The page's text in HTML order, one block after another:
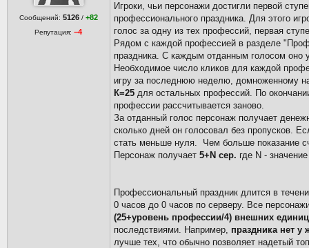
Сообщений: 5126 / +82
Репутация:−4
Игроки, чьи персонажи достигли первой
профессионального праздника. Для этого
голос за одну из тех профессий, первая
Рядом с каждой профессией в разделе
праздника. С каждым отданным голосом оно
Необходимое число кликов для каждой
игру за последнюю неделю, домноженному
К=25 для остальных профессий. По
профессии рассчитывается заново.
За отданный голос персонаж получает
сколько дней он голосовал без пропусков.
стать меньше нуля. Чем больше показание
Персонаж получает 5+N сер. где N -
Профессиональный праздник длится в
0 часов до 0 часов по серверу. Все
(25+уровень профессии/4) внешних единиц
последствиями. Например, праздника нет у
лучше тех, что обычно позволяет надетый